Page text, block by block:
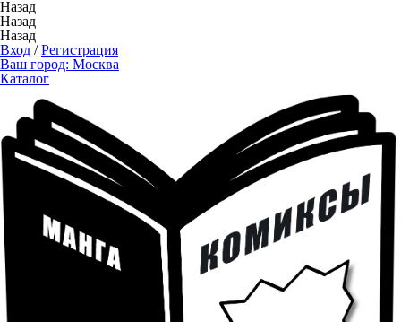
Назад
Назад
Назад
Вход /Регистрация
Ваш город: Москва
Каталог